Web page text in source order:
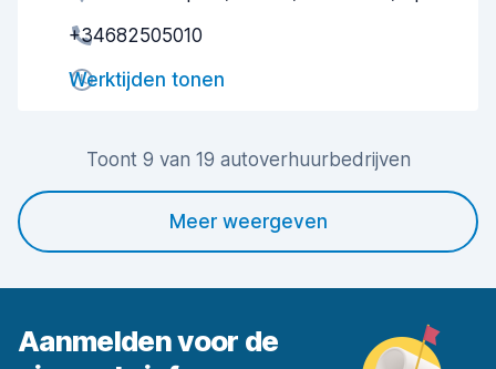
Snelheid ophaalproces
Snelheid inleverproces
Staat van de auto 8,0
+34682505010
Werktijden tonen
Toont 9 van 19 autoverhuurbedrijven
Meer weergeven
Aanmelden voor de